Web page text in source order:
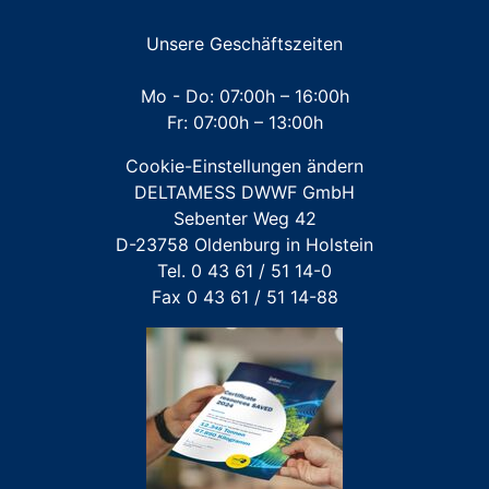
ZUBEHÖR Werkzeuge
Großwasserzähler
Für FREMDFABRIKATE: Wasserzähler für Austausch-
und Erstinstallation
Unsere Geschäftszeiten
Mo - Do: 07:00h – 16:00h
Fr: 07:00h – 13:00h
Cookie-Einstellungen ändern
DELTAMESS DWWF GmbH
Sebenter Weg 42
D-23758 Oldenburg in Holstein
Tel. 0 43 61 / 51 14-0
Fax 0 43 61 / 51 14-88